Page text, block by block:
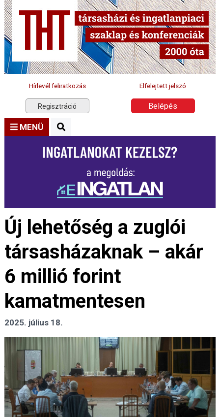
Hírlevél feliratkozás Elfelejtett jelszó
Regisztráció Belépés
MENÜ
Új lehetőség a zuglói
társasházaknak – akár
6 millió forint
kamatmentesen
2025. július 18.